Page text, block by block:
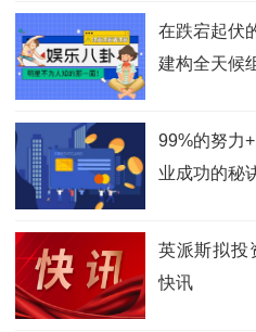
在跌宕起伏
建构全天候
99%的努力
业成功的秘
英派斯拟投
快讯